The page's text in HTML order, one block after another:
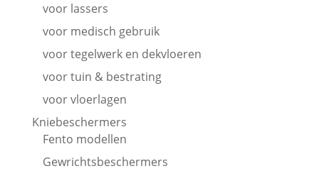
voor lassers
voor medisch gebruik
voor tegelwerk en dekvloeren
voor tuin & bestrating
voor vloerlagen
Kniebeschermers
Fento modellen
Gewrichtsbeschermers